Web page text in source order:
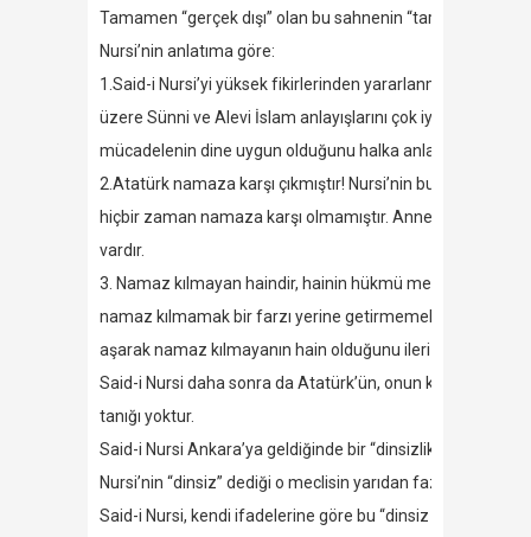
Tamamen “gerçek dışı” olan bu sahnenin “tarihsel hiçbir
Nursi’nin anlatıma göre:
1.Said-i Nursi’yi yüksek fikirlerinden yararlanmak için
üzere Sünni ve Alevi İslam anlayışlarını çok iyi bilen
mücadelenin dine uygun olduğunu halka anlatmak için din
2.Atatürk namaza karşı çıkmıştır! Nursi’nin bu iddiası
hiçbir zaman namaza karşı olmamıştır. Annesi ve yakın
vardır.
3. Namaz kılmayan haindir, hainin hükmü merduttur!
namaz kılmamak bir farzı yerine getirmemek demektir
aşarak namaz kılmayanın hain olduğunu ileri sürebilmiştir.
Said-i Nursi daha sonra da Atatürk’ün, onun
tanığı yoktur.
Said-i Nursi Ankara’ya geldiğinde bir “dinsizlik fikriyle”
Nursi’nin “dinsiz” dediği o meclisin yarıdan fazlası “din
Said-i Nursi, kendi ifadelerine göre bu “dinsiz atmosferin